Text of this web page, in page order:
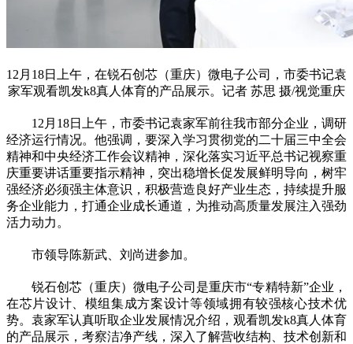
12月18日上午，在锐石创芯（重庆）微电子公司，市委书记袁
家军观看凯发k8真人体育的产品展示。记者 苏思 摄/视觉重庆
12月18日上午，市委书记袁家军前往我市部分企业，调研
经济运行情况。他强调，要深入学习贯彻党的二十届三中全会
精神和中央经济工作会议精神，深化落实习近平总书记视察重
庆重要讲话重要指示精神，突出稳增长促发展鲜明导向，树牢
强经济必须强主体意识，积极营造良好产业生态，持续提升服
务企业能力，打通企业成长通道，为推动高质量发展注入强劲
活力动力。
市领导陈新武、刘尚进参加。
锐石创芯（重庆）微电子公司是重庆市“专精特新”企业，
在芯片设计、模组集成方案设计等领域拥有较强核心技术优
势。袁家军认真听取企业发展情况介绍，观看凯发k8真人体育
的产品展示，考察洁净产线，深入了解营收结构、技术创新和